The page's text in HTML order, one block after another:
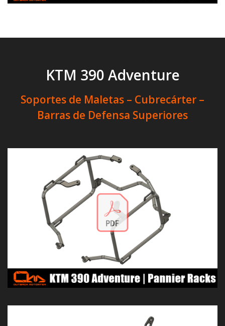
KTM 390 Adventure
Soportes de Maletas – Cubrecárter –
Barras de Defensa Superiores